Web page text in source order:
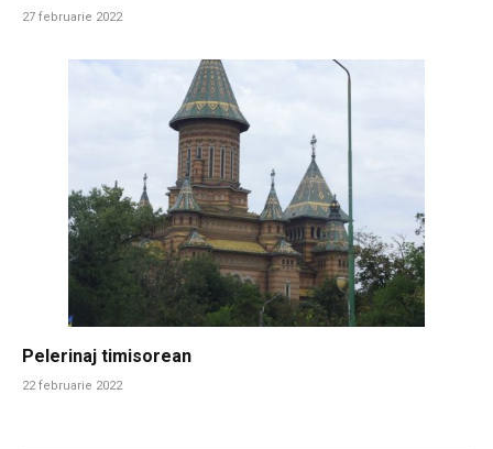
27 februarie 2022
Pelerinaj timisorean
22 februarie 2022